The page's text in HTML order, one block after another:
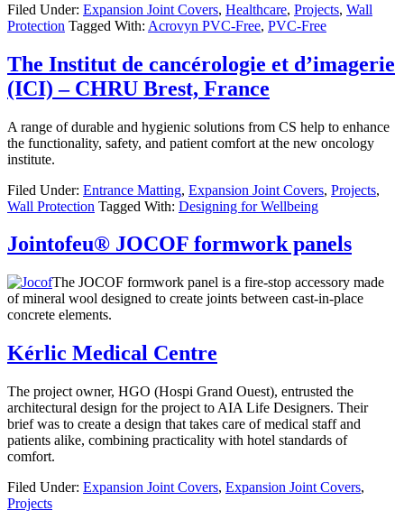
Filed Under: Expansion Joint Covers, Healthcare, Projects, Wall
Protection Tagged With: Acrovyn PVC-Free, PVC-Free
The Institut de cancérologie et d’imagerie
(ICI) – CHRU Brest, France
A range of durable and hygienic solutions from CS help to enhance
the functionality, safety, and patient comfort at the new oncology
institute.
Filed Under: Entrance Matting, Expansion Joint Covers, Projects,
Wall Protection Tagged With: Designing for Wellbeing
Jointofeu® JOCOF formwork panels
The JOCOF formwork panel is a fire-stop accessory made
of mineral wool designed to create joints between cast-in-place
concrete elements.
Kérlic Medical Centre
The project owner, HGO (Hospi Grand Ouest), entrusted the
architectural design for the project to AIA Life Designers. Their
brief was to create a design that takes care of medical staff and
patients alike, combining practicality with hotel standards of
comfort.
Filed Under: Expansion Joint Covers, Expansion Joint Covers,
Projects